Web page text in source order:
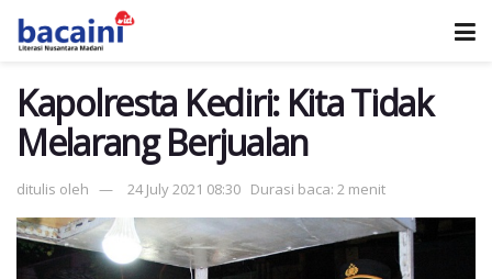
Kapolresta Kediri: Kita Tidak
Melarang Berjualan
ditulis oleh 24 July 2021 08:30 Durasi baca: 2 menit